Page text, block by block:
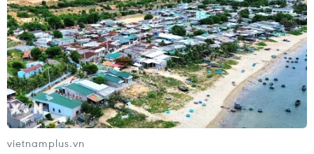
trong đó 3 người trong tình trạng nguy kịch.
vietnamplus.vn